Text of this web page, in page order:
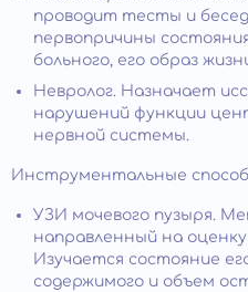
проводит тесты и
первопричины
больного, его образ
Невролог. Назначает
нарушений функции
нервной системы.
Инструментальные
УЗИ мочевого пузыря.
направленный на
Изучается состояние
содержимого и объем